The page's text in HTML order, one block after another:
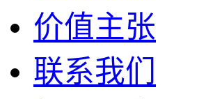
价值主张
联系我们